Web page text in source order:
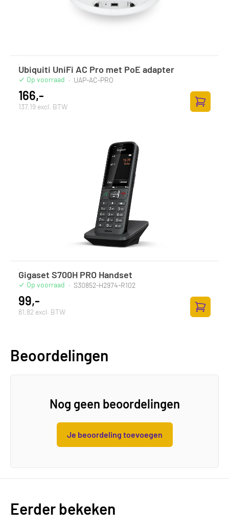
Ubiquiti UniFi AC Pro met PoE adapter
Op voorraad · UAP-AC-PRO
166,-
137,19 excl. BTW
Gigaset S700H PRO Handset
Op voorraad · S30852-H2974-R102
99,-
81,82 excl. BTW
Beoordelingen
Nog geen beoordelingen
Je beoordeling toevoegen
Eerder bekeken